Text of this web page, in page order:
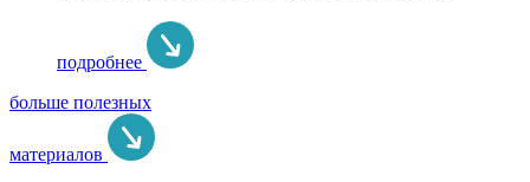
подробнее
больше полезных
материалов